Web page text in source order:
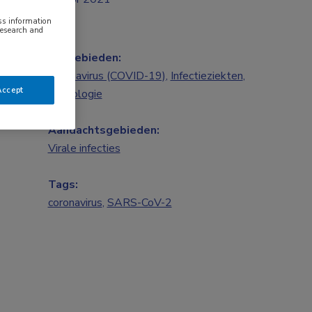
Vakgebieden:
Coronavirus (COVID-19), Infectieziekten,
Neurologie
Aandachtsgebieden:
Virale infecties
Tags:
coronavirus, SARS-CoV-2
information
and